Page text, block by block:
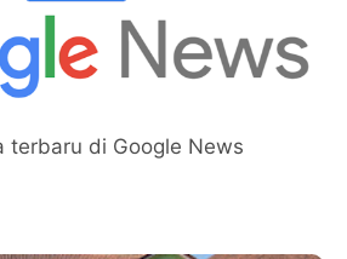
terbaru di Google News